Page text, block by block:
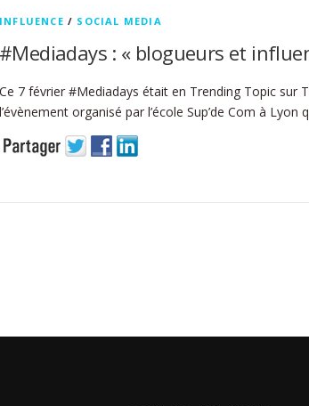
INFLUENCE / SOCIAL MEDIA
#Mediadays : « blogueurs et
Ce 7 février #Mediadays était en Trending Topic sur
l’évènement organisé par l’école Sup’de Com à Lyon